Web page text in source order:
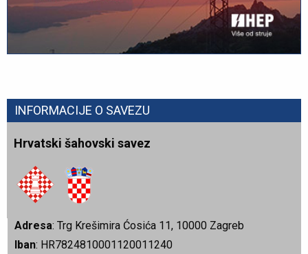
INFORMACIJE O SAVEZU
Hrvatski šahovski savez
Adresa: Trg Krešimira Ćosića 11, 10000 Zagreb
Iban: HR7824810001120011240